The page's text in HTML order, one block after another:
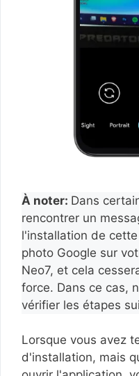
À noter: Dans
rencontrer un
l'installation de
photo Google sur
Neo7, et cela
force. Dans ce cas,
vérifier les étapes
Lorsque vous avez
d'installation, mais